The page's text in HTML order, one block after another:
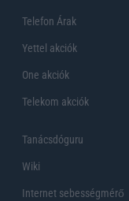
Telefon Árak
Yettel akciók
One akciók
Telekom akciók
Tanácsdóguru
Wiki
Internet sebességmérő